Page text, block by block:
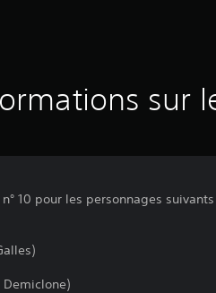
sur
10 pour les personnages suivants
Demiclone)